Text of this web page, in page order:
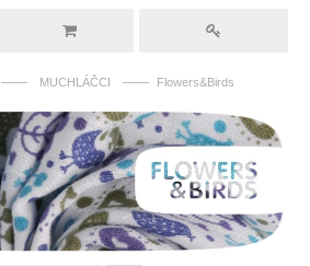
—— MUCHLÁČCI —— Flowers&Birds